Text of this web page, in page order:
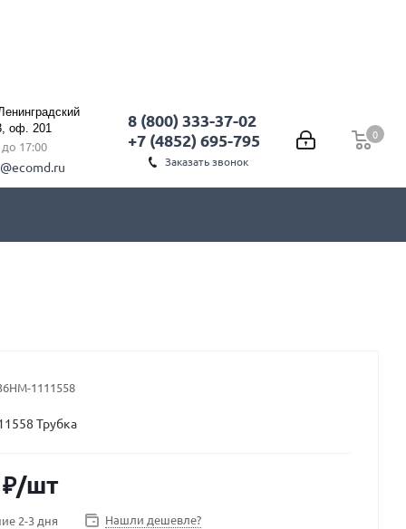
0
0
8 (800) 333-37-02
+7 (4852) 695-795
Заказать звонок
оф. 201
до 17:00
1111558
Трубка
₽/шт
2-3 дня Нашли дешевле?